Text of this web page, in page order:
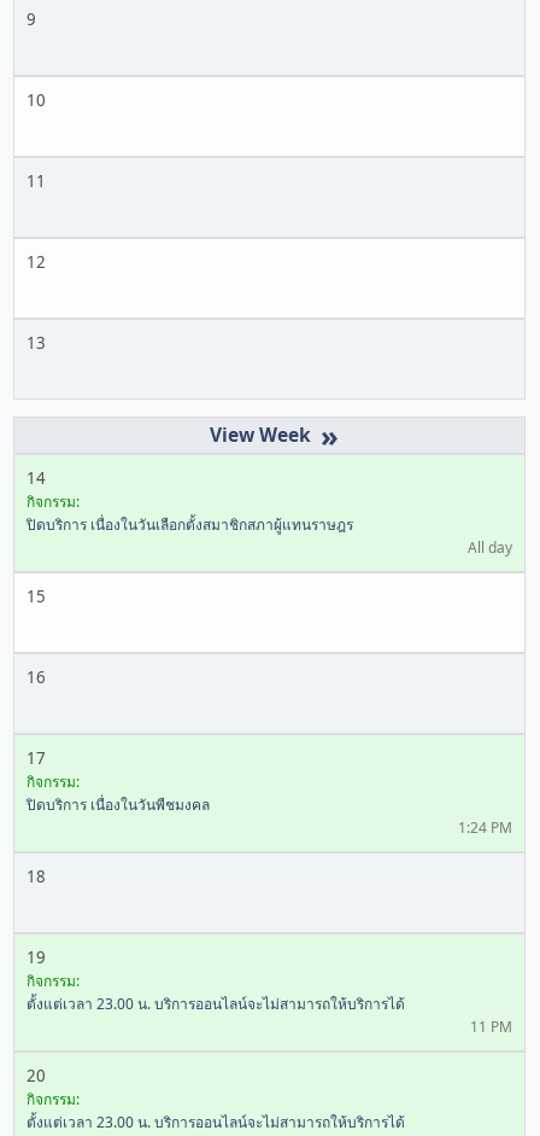
9
10
11
12
13
»
14
กิจกรรม:
ปิดบริการ เนื่องในวันเลือกตั้งสมาชิกสภาผู้แทนราษฎร
All day
15
16
17
กิจกรรม:
ปิดบริการ เนื่องในวันพืชมงคล
1:24 PM
18
19
กิจกรรม:
ตั้งแต่เวลา 23.00 น. บริการออนไลน์จะไม่สามารถให้บริการได้
11 PM
20
กิจกรรม:
ตั้งแต่เวลา 23.00 น. บริการออนไลน์จะไม่สามารถให้บริการได้